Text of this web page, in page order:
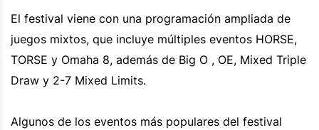
El festival viene con una programación ampliada de
juegos mixtos, que incluye múltiples eventos HORSE,
TORSE y Omaha 8, además de Big O , OE, Mixed Triple
Draw y 2-7 Mixed Limits.
Algunos de los eventos más populares del festival